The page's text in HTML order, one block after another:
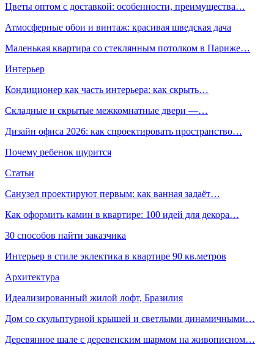
Цветы оптом с доставкой: особенности, преимущества…
Атмосферные обои и винтаж: красивая шведская дача
Маленькая квартира со стеклянным потолком в Париже…
Интерьер
Кондиционер как часть интерьера: как скрыть…
Складные и скрытые межкомнатные двери —…
Дизайн офиса 2026: как спроектировать пространство…
Почему ребенок щурится
Статьи
Санузел проектируют первым: как ванная задаёт…
Как оформить камин в квартире: 100 идей для декора…
30 способов найти заказчика
Интерьер в стиле эклектика в квартире 90 кв.метров
Архитектура
Идеализированный жилой лофт, Бразилия
Дом со скульптурной крышей и светлыми динамичными…
Деревянное шале с деревенским шармом на живописном…